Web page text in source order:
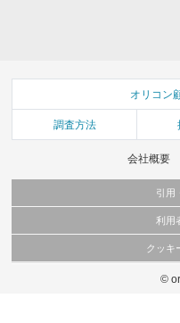
オリコン
調査方法
会社概要
引用
当サイトで公開されている情報（文字
これらの情報を権利者の許可なく無断
利用
当サイトに掲載している内容はすべて
弊社の見解・ 意見ではないことをご理
クッキ
このサイトでは Cookie を使用して、
©